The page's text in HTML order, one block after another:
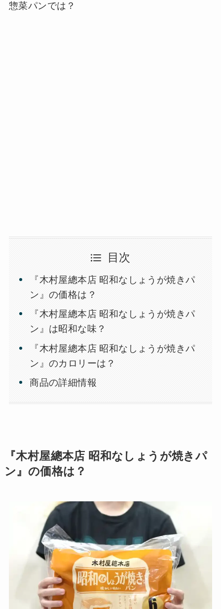
惣菜パンでは？
目次
『木村屋總本店 昭和なしょうが焼きパ
ン』の価格は？
『木村屋總本店 昭和なしょうが焼きパ
ン』は昭和な味？
『木村屋總本店 昭和なしょうが焼きパ
ン』のカロリーは？
商品の詳細情報
『木村屋總本店 昭和なしょうが焼きパ
ン』の価格は？